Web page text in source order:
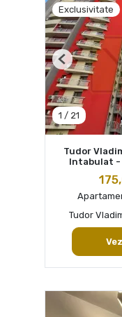
Exclusivitate
1 / 21
Previous
Tudor
Intabulat -
Tudor